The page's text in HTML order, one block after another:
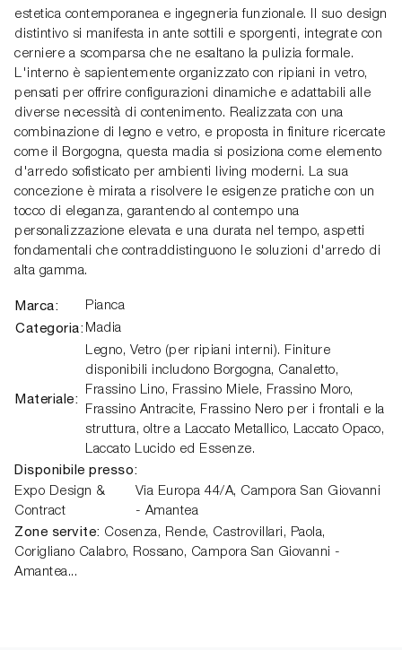
estetica contemporanea e ingegneria funzionale. Il suo design
distintivo si manifesta in ante sottili e sporgenti, integrate con
cerniere a scomparsa che ne esaltano la pulizia formale.
L'interno è sapientemente organizzato con ripiani in vetro,
pensati per offrire configurazioni dinamiche e adattabili alle
diverse necessità di contenimento. Realizzata con una
combinazione di legno e vetro, e proposta in finiture ricercate
come il Borgogna, questa madia si posiziona come elemento
d'arredo sofisticato per ambienti living moderni. La sua
concezione è mirata a risolvere le esigenze pratiche con un
tocco di eleganza, garantendo al contempo una
personalizzazione elevata e una durata nel tempo, aspetti
fondamentali che contraddistinguono le soluzioni d'arredo di
alta gamma.
Marca: Pianca
Categoria: Madia
Materiale:
Legno, Vetro (per ripiani interni). Finiture
disponibili includono Borgogna, Canaletto,
Frassino Lino, Frassino Miele, Frassino Moro,
Frassino Antracite, Frassino Nero per i frontali e la
struttura, oltre a Laccato Metallico, Laccato Opaco,
Laccato Lucido ed Essenze.
Disponibile presso:
Expo Design &
Contract
Via Europa 44/A, Campora San Giovanni
- Amantea
Zone servite: Cosenza, Rende, Castrovillari, Paola,
Corigliano Calabro, Rossano, Campora San Giovanni -
Amantea...